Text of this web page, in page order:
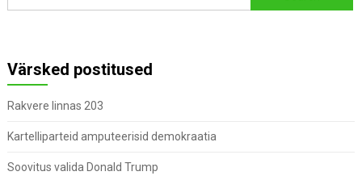
Värsked postitused
Rakvere linnas 203
Kartelliparteid amputeerisid demokraatia
Soovitus valida Donald Trump